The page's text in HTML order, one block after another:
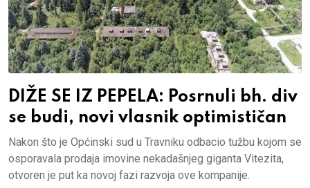
DIŽE SE IZ PEPELA: Posrnuli bh. div
se budi, novi vlasnik optimističan
Nakon što je Općinski sud u Travniku odbacio tužbu kojom se
osporavala prodaja imovine nekadašnjeg giganta Vitezita,
otvoren je put ka novoj fazi razvoja ove kompanije.